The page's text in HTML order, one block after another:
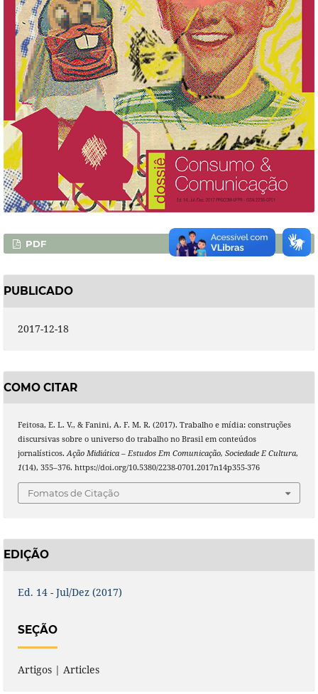
PDF
PUBLICADO
2017-12-18
COMO CITAR
Feitosa, E. L. V., & Fanini, A. F. M. R. (2017). Trabalho e mídia: construções
discursivas sobre o universo do trabalho no Brasil em conteúdos
jornalísticos.Ação Midiática – Estudos Em Comunicação, Sociedade E Cultura,
1(14), 355–376. https://doi.org/10.5380/2238-0701.2017n14p355-376
Fomatos de Citação
EDIÇÃO
Ed. 14 - Jul/Dez (2017)
SEÇÃO
Artigos | Articles